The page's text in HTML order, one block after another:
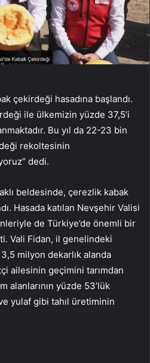
çekirdeği hasadına başlandı.
ile ülkemizin yüzde 37,5’i
Bu yıl da 22-23 bin
rekoltesinin
dedi.
beldesinde, çerezlik kabak
Hasada katılan Nevşehir Valisi
de Türkiye’de önemli bir
Vali Fidan, il genelindeki
milyon dekarlık alanda
ailesinin geçimini tarımdan
alanlarının yüzde 53’lük
yulaf gibi tahıl üretiminin